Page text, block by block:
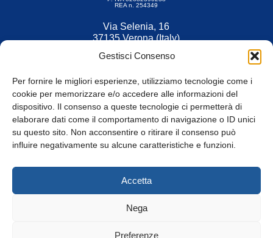
Gestisci Consenso
Per fornire le migliori esperienze, utilizziamo tecnologie come i
cookie per memorizzare e/o accedere alle informazioni del
dispositivo. Il consenso a queste tecnologie ci permetterà di
elaborare dati come il comportamento di navigazione o ID unici
su questo sito. Non acconsentire o ritirare il consenso può
influire negativamente su alcune caratteristiche e funzioni.
Accetta
Nega
Preferenze
REA n. 254349
Via Selenia, 16
37135 Verona (Italy)
Fax 045 9211599
© Tutti i diritti riservati